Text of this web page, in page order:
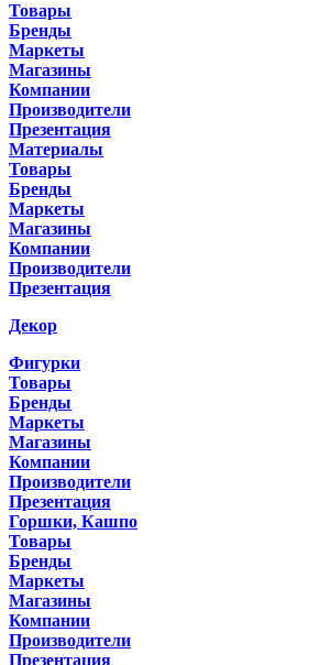
Товары
Бренды
Маркеты
Магазины
Компании
Производители
Презентация
Материалы
Товары
Бренды
Маркеты
Магазины
Компании
Производители
Презентация
Декор
Фигурки
Товары
Бренды
Маркеты
Магазины
Компании
Производители
Презентация
Горшки, Кашпо
Товары
Бренды
Маркеты
Магазины
Компании
Производители
Презентация